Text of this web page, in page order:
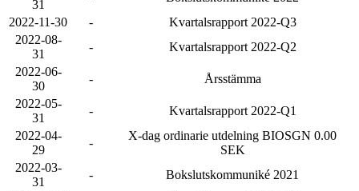
31
2022-11-30
-
Kvartalsrapport 2022-Q3
2022-08-
31
-
Kvartalsrapport 2022-Q2
2022-06-
30
-
Årsstämma
2022-05-
31
-
Kvartalsrapport 2022-Q1
2022-04-
29
-
X-dag ordinarie utdelning BIOSGN 0.00
SEK
2022-03-
31
-
Bokslutskommuniké 2021